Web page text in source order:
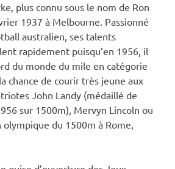
plus connu sous le nom de Ron
1937 à Melbourne. Passionné
australien, ses talents
rapidement puisqu’en 1956, il
du monde du mile en catégorie
la chance de courir très jeune aux
John Landy (médaillé de
sur 1500m), Mervyn Lincoln ou
du 1500m à Rome,